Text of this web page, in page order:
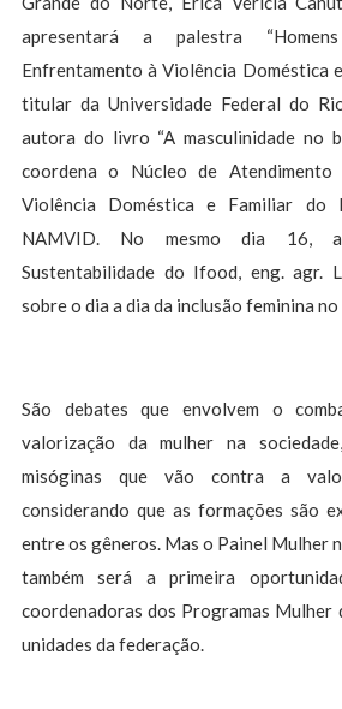
apresentará a palestra
Enfrentamento à Violência Doméstica
titular da Universidade Federal do
autora do livro “A masculinidade no
coordena o Núcleo de
Violência Doméstica e Familiar do
NAMVID. No mesmo dia 16, a
Sustentabilidade do Ifood, eng. agr.
sobre o dia a dia da inclusão feminina
São debates que envolvem o
valorização da mulher na
misóginas que vão contra a
considerando que as formações são
entre os gêneros. Mas o Painel Mulher
também será a primeira
coordenadoras dos Programas Mulher
unidades da federação.